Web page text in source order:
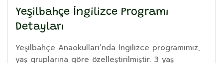
Yeşilbahçe İngilizce Programı
Detayları
Yeşilbahçe Anaokulları’nda İngilizce programımız,
yaş gruplarına göre özelleştirilmiştir. 3 yaş